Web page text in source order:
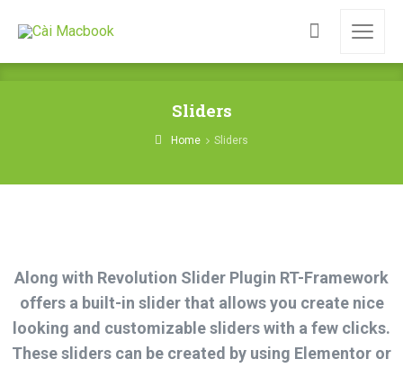
Sliders
Home Sliders
Along with Revolution Slider Plugin RT-Framework
offers a built-in slider that allows you create nice
looking and customizable sliders with a few clicks.
These sliders can be created by using Elementor or